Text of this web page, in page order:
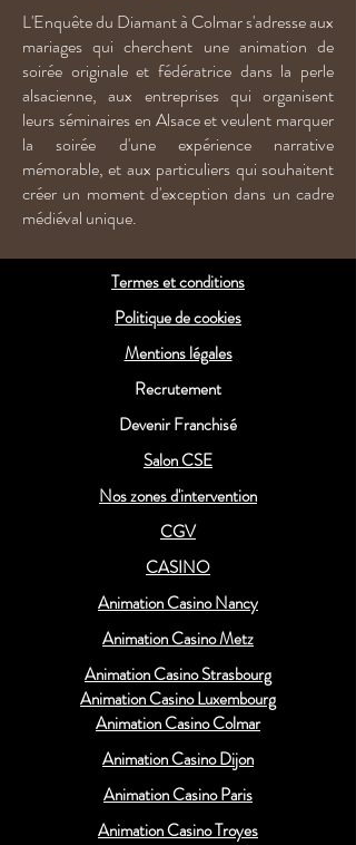
L'Enquête du Diamant à Colmar s'adresse aux
mariages qui cherchent une animation de
soirée originale et fédératrice dans la perle
alsacienne, aux entreprises qui organisent
leurs séminaires en Alsace et veulent marquer
la soirée d'une expérience narrative
mémorable, et aux particuliers qui souhaitent
créer un moment d'exception dans un cadre
médiéval unique.
Termes et conditions
Politique de cookies
Mentions légales
Recrutement
Devenir Franchisé
Salon CSE
Nos zones d'intervention
CGV
CASINO
Animation Casino Nancy
Animation Casino Metz
Animation Casino Strasbourg
Animation Casino Luxembourg
Animation Casino Colmar
Animation Casino Dijon
Animation Casino Paris
Animation Casino Troyes